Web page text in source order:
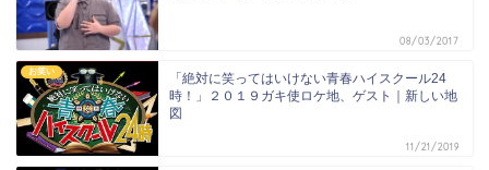
08/03/2017
お笑い
「絶対に笑ってはいけない青春ハイスクール24
時！」２０１９ガキ使ロケ地、ゲスト｜新しい地
図
11/21/2019